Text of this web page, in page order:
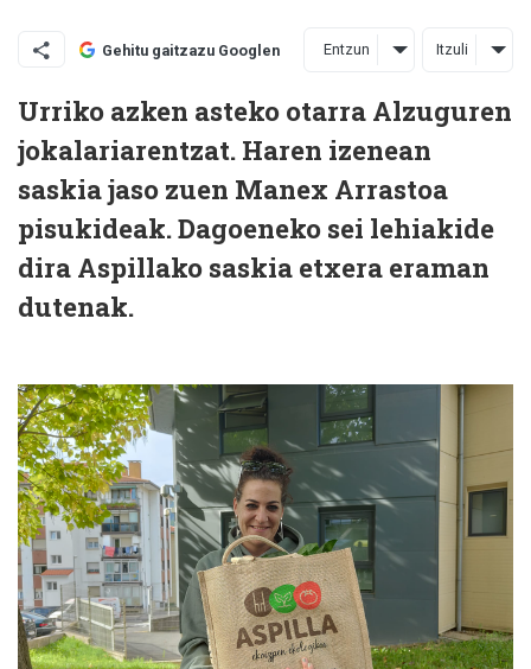
Gehitu gaitzazu Googlen Entzun Itzuli
Urriko azken asteko otarra Alzuguren
jokalariarentzat. Haren izenean
saskia jaso zuen Manex Arrastoa
pisukideak. Dagoeneko sei lehiakide
dira Aspillako saskia etxera eraman
dutenak.